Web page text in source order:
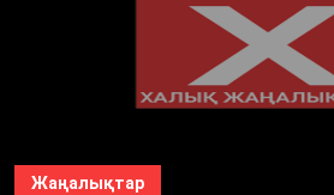
Жаңалықтар